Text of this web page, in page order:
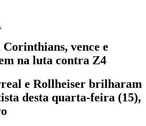
Corinthians, vence e
na luta contra Z4
e Rollheiser brilharam
desta quarta-feira (15),